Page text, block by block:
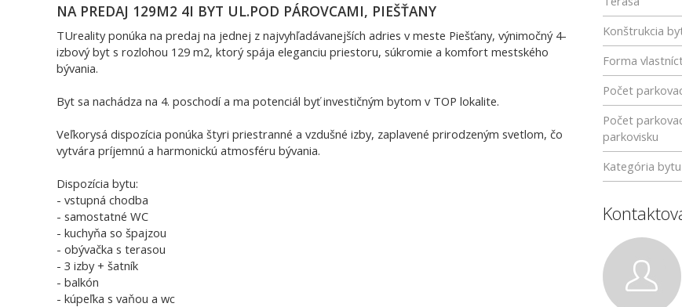
NA PREDAJ 129M2 4I BYT UL.POD PÁROVCAMI, PIEŠŤANY
TUreality ponúka na predaj na jednej z najvyhľadávanejších adries v meste Piešťany, výnimočný 4-
izbový byt s rozlohou 129 m2, ktorý spája eleganciu priestoru, súkromie a komfort mestského
bývania.
Byt sa nachádza na 4. poschodí a ma potenciál byť investičným bytom v TOP lokalite.
Veľkorysá dispozícia ponúka štyri priestranné a vzdušné izby, zaplavené prirodzeným svetlom, čo
vytvára príjemnú a harmonickú atmosféru bývania.
Dispozícia bytu:
- vstupná chodba
- samostatné WC
- kuchyňa so špajzou
- obývačka s terasou
- 3 izby + šatník
- balkón
- kúpeľka s vaňou a wc
Konštrukcia
Forma
Počet
Počet
parkovisku
Kategória bytu